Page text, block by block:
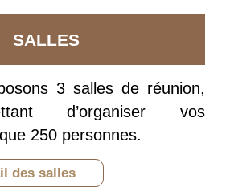
SALLES
3 salles de réunion,
d’organiser vos
250 personnes.
des salles